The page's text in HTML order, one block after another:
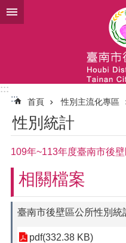
跳到主要內容區塊
:::
:::
首頁 性別主流化專區
性別統計
109年~113年度臺南市後
相關檔案
臺南市後壁區公所性別統
pdf(332.38 KB)